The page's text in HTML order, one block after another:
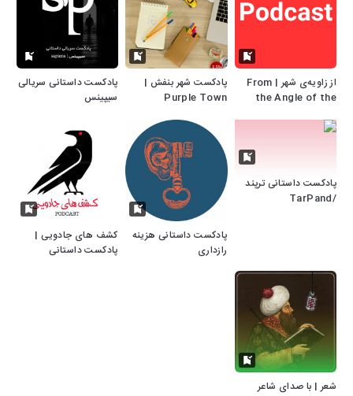
از زاویه‌ی شهر | From
the Angle of the
پادکست شهر بنفش |
Purple Town
پادکست داستانی سریالی
سیپینس
پادکست داستانی ترپند
/TarPand
پادکست داستانی هزینه
رازداری
کشف های جادویی |
پادکست داستانی
شعر | با صدای شاعر